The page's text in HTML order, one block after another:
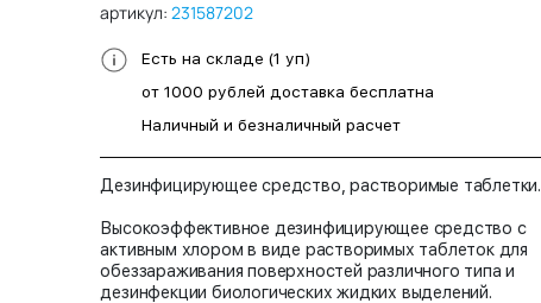
артикул:231587202
Есть на складе (1 уп)
от 1000 рублей доставка бесплатна
Наличный и безналичный расчет
Дезинфицирующее средство, растворимые таблетки.
Высокоэффективное дезинфицирующее средство с
активным хлором в виде растворимых таблеток для
обеззараживания поверхностей различного типа и
дезинфекции биологических жидких выделений.